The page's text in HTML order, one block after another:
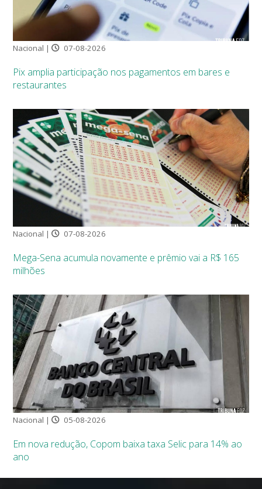
Nacional | 07-08-2026
Pix amplia participação nos pagamentos em bares e
restaurantes
Nacional | 07-08-2026
Mega-Sena acumula novamente e prêmio vai a R$ 165
milhões
Nacional | 05-08-2026
Em nova redução, Copom baixa taxa Selic para 14% ao
ano